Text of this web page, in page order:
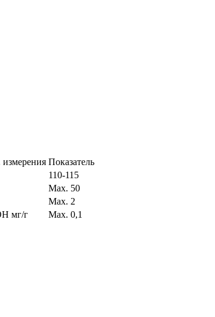
измерения Показатель
110-115
Max. 50
Max. 2
мг/г Max. 0,1